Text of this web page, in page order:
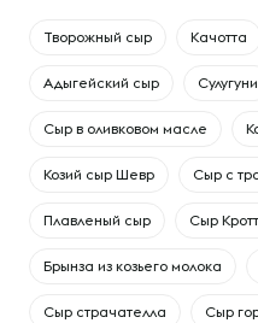
Творожный сыр Качотта
Адыгейский сыр Сулугуни
Сыр в оливковом масле
Козий сыр Шевр Сыр с
Плавленый сыр Сыр
Брынза из козьего молока
Сыр страчателла Сыр